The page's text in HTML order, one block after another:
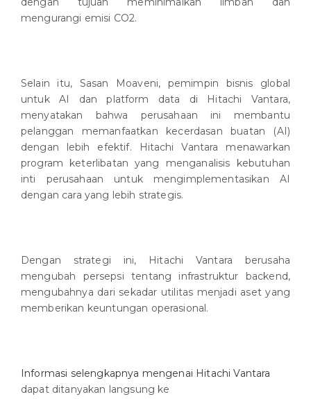
mengurangi emisi CO2.
Selain itu, Sasan Moaveni, pemimpin bisnis global
untuk AI dan platform data di Hitachi Vantara,
menyatakan bahwa perusahaan ini membantu
pelanggan memanfaatkan kecerdasan buatan (AI)
dengan lebih efektif. Hitachi Vantara menawarkan
program keterlibatan yang menganalisis kebutuhan
inti perusahaan untuk mengimplementasikan AI
dengan cara yang lebih strategis.
Dengan strategi ini, Hitachi Vantara berusaha
mengubah persepsi tentang infrastruktur backend,
mengubahnya dari sekadar utilitas menjadi aset yang
memberikan keuntungan operasional.
Informasi selengkapnya mengenai Hitachi Vantara
dapat ditanyakan langsung ke